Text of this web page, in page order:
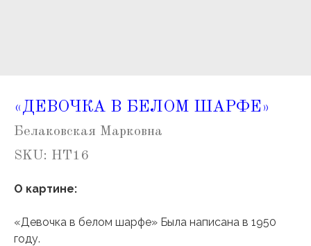
«ДЕВОЧКА В БЕЛОМ ШАРФЕ»
Белаковская Марковна
SKU: НТ16
О картине:
«Девочка в белом шарфе» Была написана в 1950
году.